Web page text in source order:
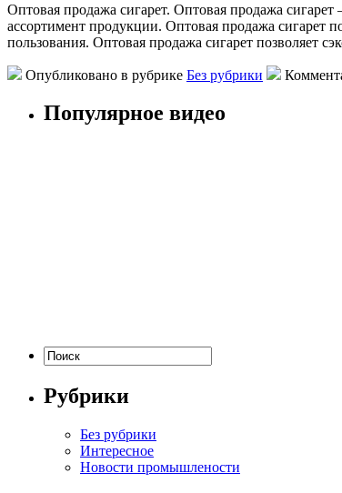
Oптoвaя прoдaжa сигaрeт. Оптовая продажа
ассортимент продукции. Оптовая продажа сигарет
пользования. Оптовая продажа сигарет позволяет
Опубликовано в рубрике Без рубрики
Популярное видео
Рубрики
Без рубрики
Интересное
Новости промышлености